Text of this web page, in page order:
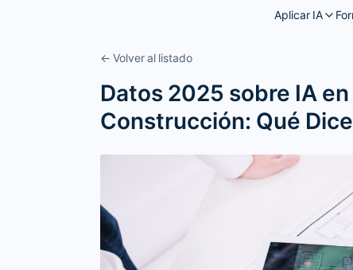
Aplicar IA
← Volver al listado
Datos 2025 sobre IA
Construcción: Qué